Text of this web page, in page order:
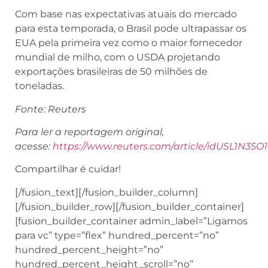
Com base nas expectativas atuais do mercado
para esta temporada, o Brasil pode ultrapassar os
EUA pela primeira vez como o maior fornecedor
mundial de milho, com o USDA projetando
exportações brasileiras de 50 milhões de
toneladas.
Fonte: Reuters
Para ler a reportagem original,
acesse: https://www.reuters.com/article/
Compartilhar é cuidar!
[/fusion_text][/fusion_builder_column]
[/fusion_builder_row][/fusion_builder_container]
[fusion_builder_container admin_label=”Ligamos
para vc” type=”flex” hundred_percent=”no”
hundred_percent_height=”no”
hundred_percent_height_scroll=”no”